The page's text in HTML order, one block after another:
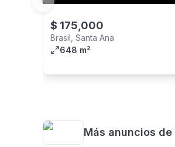
$ 175,000
Brasil, Santa Ana
648 m²
Previous slide
Más anuncios de